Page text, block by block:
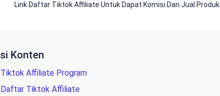
Link Daftar Tiktok Affiliate Untuk Dapat Komisi Dari Jual Produk
Konten
Affiliate Program
Tiktok Affiliate